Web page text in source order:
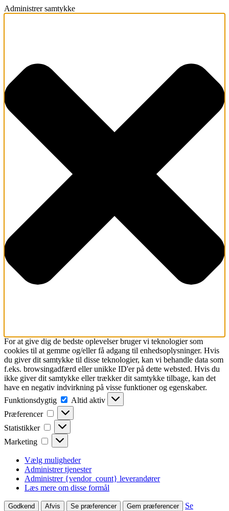
Administrer samtykke
For at give dig de bedste oplevelser bruger vi teknologier som
cookies til at gemme og/eller få adgang til enhedsoplysninger. Hvis
du giver dit samtykke til disse teknologier, kan vi behandle data som
f.eks. browsingadfærd eller unikke ID'er på dette websted. Hvis du
ikke giver dit samtykke eller trækker dit samtykke tilbage, kan det
have en negativ indvirkning på visse funktioner og egenskaber.
Funktionsdygtig
Funktionsdygtig
Altid aktiv
Præferencer
Præferencer
Statistikker Statistikker
Marketing Marketing
Vælg muligheder
Administrer tjenester
Administrer {vendor_count} leverandører
Læs mere om disse formål
Godkend Afvis Se præferencer Gem præferencer
Se